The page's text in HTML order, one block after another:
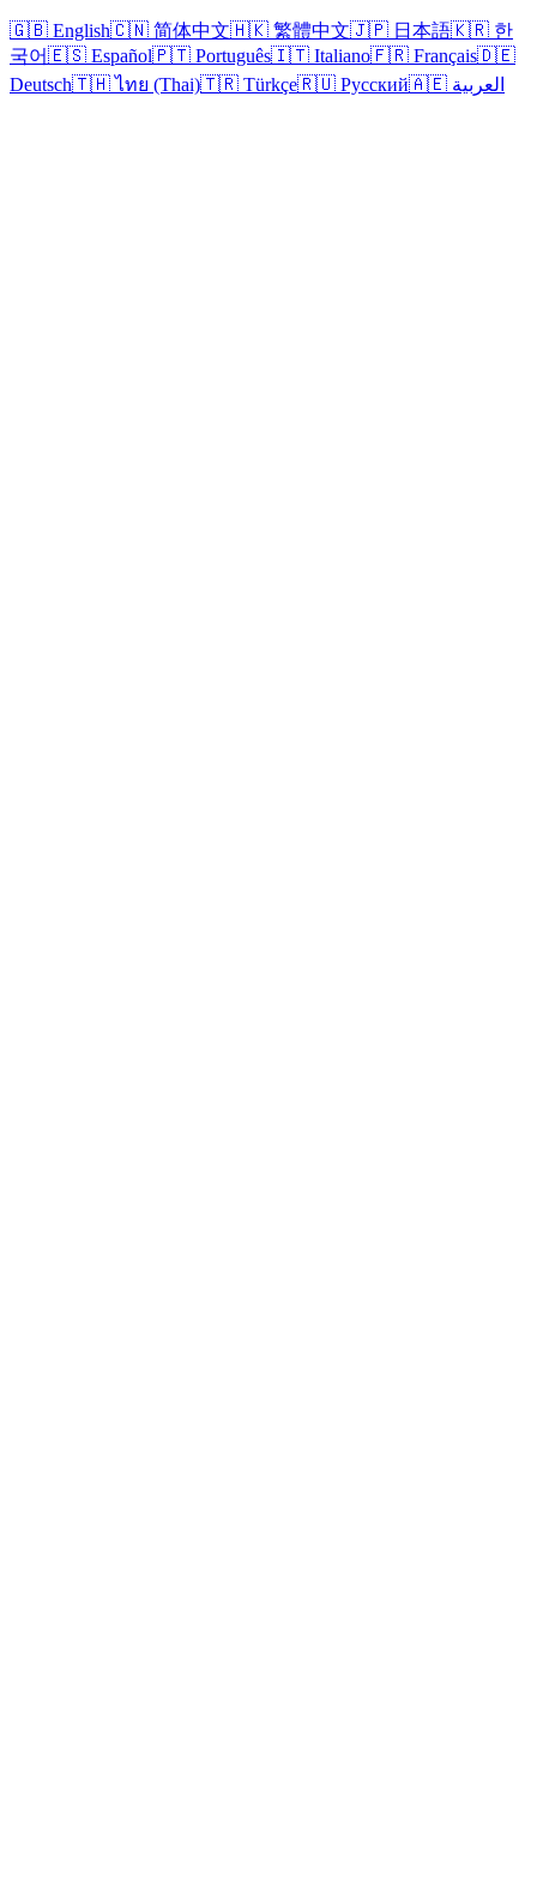
🇬🇧 English🇨🇳 简体中文🇭🇰 繁體中文🇯🇵 日本語🇰🇷 한
국어🇪🇸 Español🇵🇹 Português🇮🇹 Italiano🇫🇷 Français🇩🇪
Deutsch🇹🇭 ไทย (Thai)🇹🇷 Türkçe🇷🇺 Русский 🇦🇪 العربية